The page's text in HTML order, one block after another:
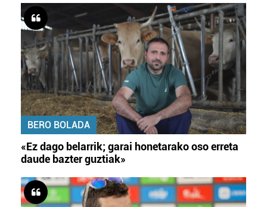
BERO BOLADA
«Ez dago belarrik; garai honetarako oso erreta
daude bazter guztiak»